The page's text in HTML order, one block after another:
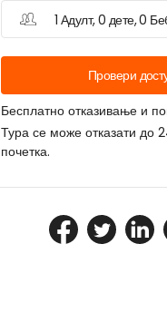
1 Адулт, 0 дете, 0
Провери
Бесплатно отказивање и
Тура се може отказати до
почетка.